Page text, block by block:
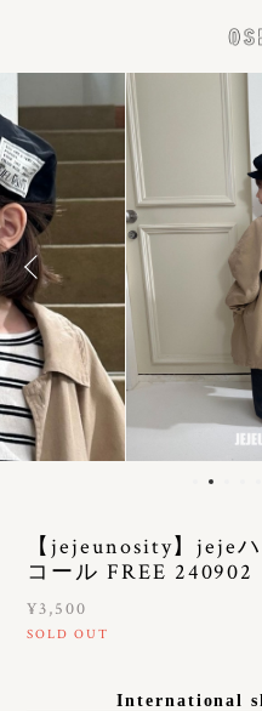
【jejeunosity】jeje
コール FREE 240902
¥3,500
SOLD OUT
International